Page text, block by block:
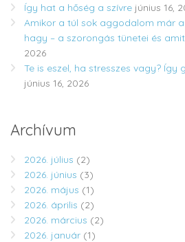
Így hat a hőség a szívre június 16,
Amikor a túl sok aggodalom már
hagy – a szorongás tünetei és
2026
Te is eszel, ha stresszes vagy? Így
június 16, 2026
Archívum
2026. július (2)
2026. június (3)
2026. május (1)
2026. április (2)
2026. március (2)
2026. január (1)